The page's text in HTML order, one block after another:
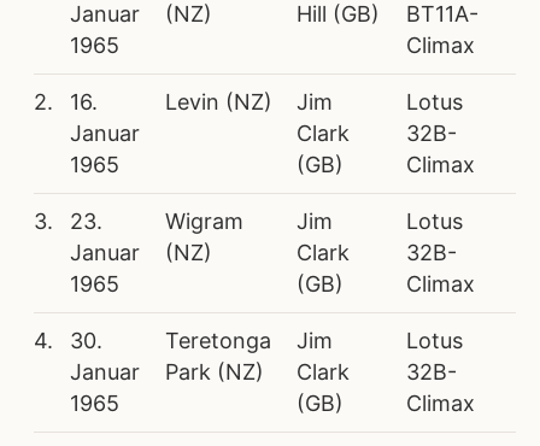
Januar
1965
(NZ) Hill (GB)
BT11A-
Climax
2.
16.
Januar
1965
Levin (NZ)
Jim
Clark
(GB)
Lotus
32B-
Climax
3.
23.
Januar
1965
Wigram
(NZ)
Jim
Clark
(GB)
Lotus
32B-
Climax
4.
30.
Januar
1965
Teretonga
Park (NZ)
Jim
Clark
(GB)
Lotus
32B-
Climax